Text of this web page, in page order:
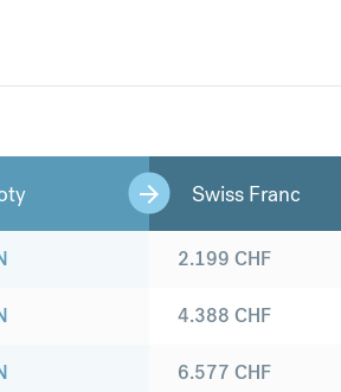
Swiss Franc
2.199 CHF
4.388 CHF
6.577 CHF